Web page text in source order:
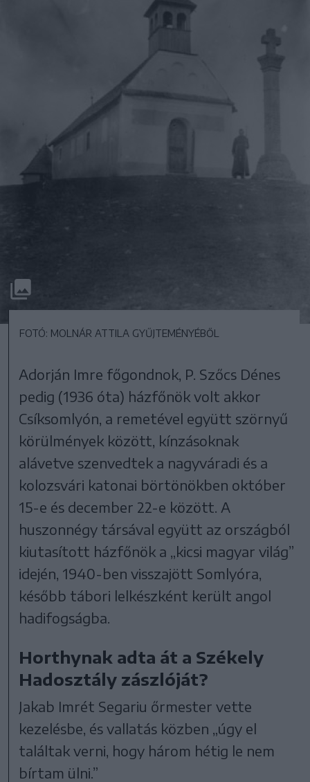
FOTÓ: MOLNÁR ATTILA GYŰJTEMÉNYÉBŐL
Adorján Imre főgondnok, P. Szőcs Dénes
pedig (1936 óta) házfőnök volt akkor
Csíksomlyón, a remetével együtt szörnyű
körülmények között, kínzásoknak
alávetve szenvedtek a nagyváradi és a
kolozsvári katonai börtönökben október
15-e és december 22-e között. A
huszonnégy társával együtt az országból
kiutasított házfőnök a „kicsi magyar világ”
idején, 1940-ben visszajött Somlyóra,
később tábori lelkészként került angol
hadifogságba.
Horthynak adta át a Székely
Hadosztály zászlóját?
Jakab Imrét Segariu őrmester vette
kezelésbe, és vallatás közben „úgy el
találtak verni, hogy három hétig le nem
bírtam ülni.”